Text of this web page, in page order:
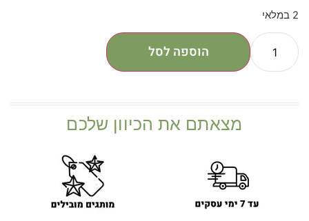
2 במלאי
הוספה לסל
מצאתם את הכיוון שלכם